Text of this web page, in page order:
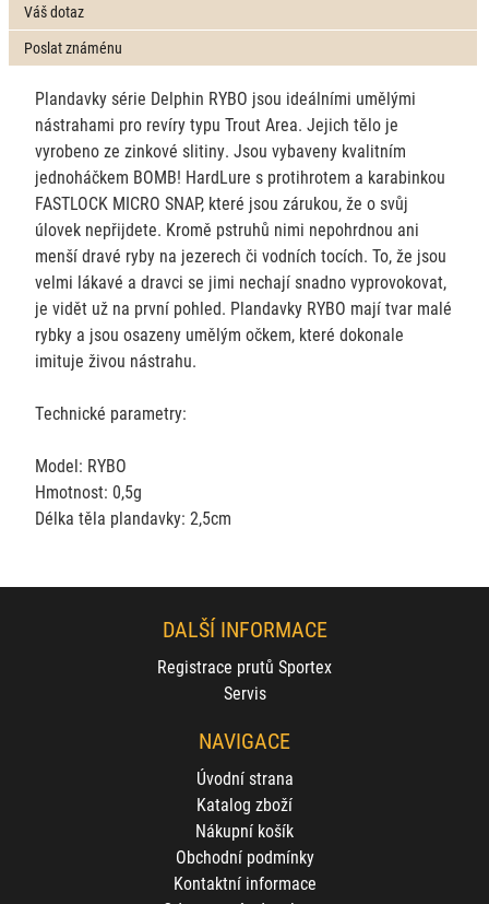
Váš dotaz
Poslat známénu
Plandavky série Delphin RYBO jsou ideálními umělými
nástrahami pro revíry typu Trout Area. Jejich tělo je
vyrobeno ze zinkové slitiny. Jsou vybaveny kvalitním
jednoháčkem BOMB! HardLure s protihrotem a karabinkou
FASTLOCK MICRO SNAP, které jsou zárukou, že o svůj
úlovek nepřijdete. Kromě pstruhů nimi nepohrdnou ani
menší dravé ryby na jezerech či vodních tocích. To, že jsou
velmi lákavé a dravci se jimi nechají snadno vyprovokovat,
je vidět už na první pohled. Plandavky RYBO mají tvar malé
rybky a jsou osazeny umělým očkem, které dokonale
imituje živou nástrahu.
Technické parametry:
Model: RYBO
Hmotnost: 0,5g
Délka těla plandavky: 2,5cm
DALŠÍ INFORMACE
Registrace prutů Sportex
Servis
NAVIGACE
Úvodní strana
Katalog zboží
Nákupní košík
Obchodní podmínky
Kontaktní informace